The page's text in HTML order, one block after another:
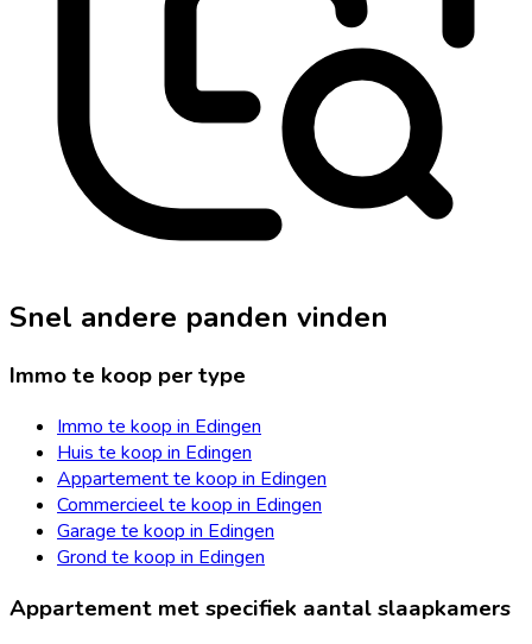
Snel andere panden vinden
Immo te koop per type
Immo te koop in Edingen
Huis te koop in Edingen
Appartement te koop in Edingen
Commercieel te koop in Edingen
Garage te koop in Edingen
Grond te koop in Edingen
Appartement met specifiek aantal slaapkamers